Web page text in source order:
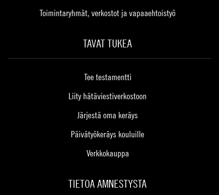
Toimintaryhmät, verkostot ja vapaaehtoistyö
TAVAT TUKEA
Tee testamentti
Liity hätäviestiverkostoon
Järjestä oma keräys
Päivätyökeräys kouluille
Verkkokauppa
TIETOA AMNESTYSTA